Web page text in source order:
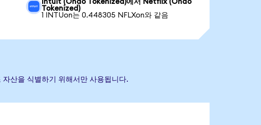
Intuit (Ondo Tokenized)에서 Netflix (Ondo
Tokenized)
1 INTUon는 0.448305 NFLXon와 같음
산을 식별하기 위해서만 사용됩니다.